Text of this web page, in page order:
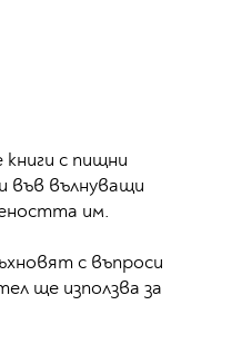
с пищни
във вълнуващи
им.
с въпроси
ще използва за